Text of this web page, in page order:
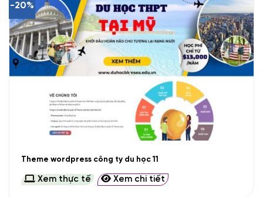
-20%
Theme wordpress công ty du học 11
Xem thực tế Xem chi tiết